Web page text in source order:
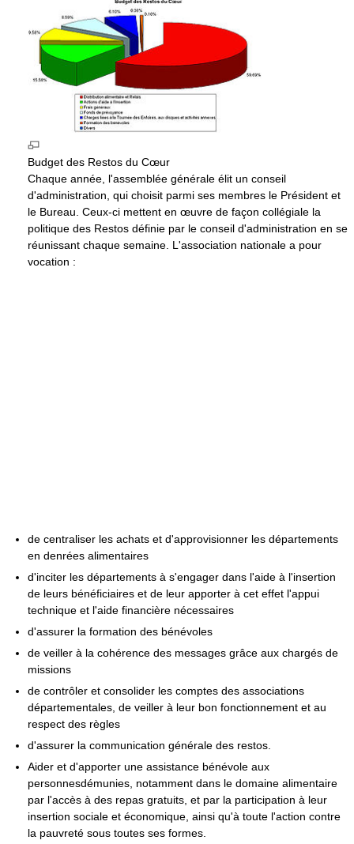
Budget des Restos du Cœur
Chaque année, l'assemblée générale élit un conseil
d'administration, qui choisit parmi ses membres le Président et
le Bureau. Ceux-ci mettent en œuvre de façon collégiale la
politique des Restos définie par le conseil d'administration en se
réunissant chaque semaine. L'association nationale a pour
vocation :
de centraliser les achats et d'approvisionner les départements
en denrées alimentaires
d'inciter les départements à s'engager dans l'aide à l'insertion
de leurs bénéficiaires et de leur apporter à cet effet l'appui
technique et l'aide financière nécessaires
d'assurer la formation des bénévoles
de veiller à la cohérence des messages grâce aux chargés de
missions
de contrôler et consolider les comptes des associations
départementales, de veiller à leur bon fonctionnement et au
respect des règles
d'assurer la communication générale des restos.
Aider et d'apporter une assistance bénévole aux
personnesdémunies, notamment dans le domaine alimentaire
par l'accès à des repas gratuits, et par la participation à leur
insertion sociale et économique, ainsi qu'à toute l'action contre
la pauvreté sous toutes ses formes.